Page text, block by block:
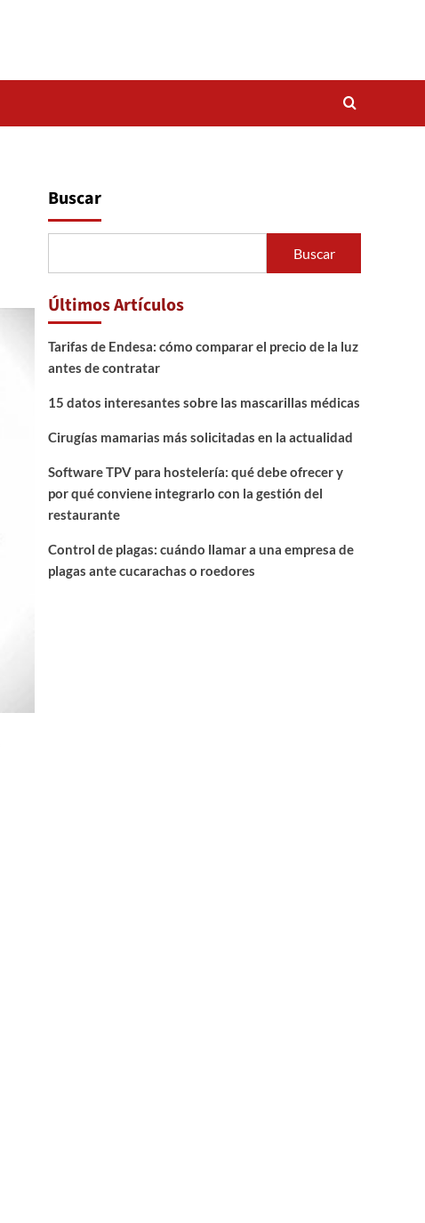
Buscar
Buscar
Últimos Artículos
Tarifas de Endesa: cómo comparar el precio de la luz
antes de contratar
15 datos interesantes sobre las mascarillas médicas
Cirugías mamarias más solicitadas en la actualidad
Software TPV para hostelería: qué debe ofrecer y
por qué conviene integrarlo con la gestión del
restaurante
Control de plagas: cuándo llamar a una empresa de
plagas ante cucarachas o roedores